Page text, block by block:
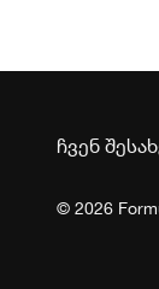
ჩვენ
© 2026